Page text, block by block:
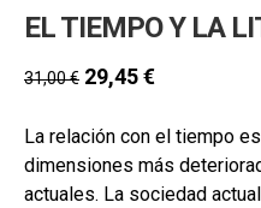
EL TIEMPO Y LA
31,00€ 29,45€
La relación con el tiempo
dimensiones más
actuales. La sociedad